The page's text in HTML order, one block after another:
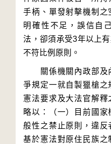
手柄、單發射擊機制
明確性不足，誤信自
法，卻須承受3年以上
關係機關內政部及
爭規定一就自製獵槍
憲法要求及大法官解
略以：（一）目前國
般性之禁止原則，違
基於憲法對原住民族